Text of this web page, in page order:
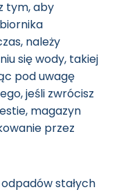
tym, aby
należy
się wody, takiej
pod uwagę
jeśli zwrócisz
magazyn
przez
stałych